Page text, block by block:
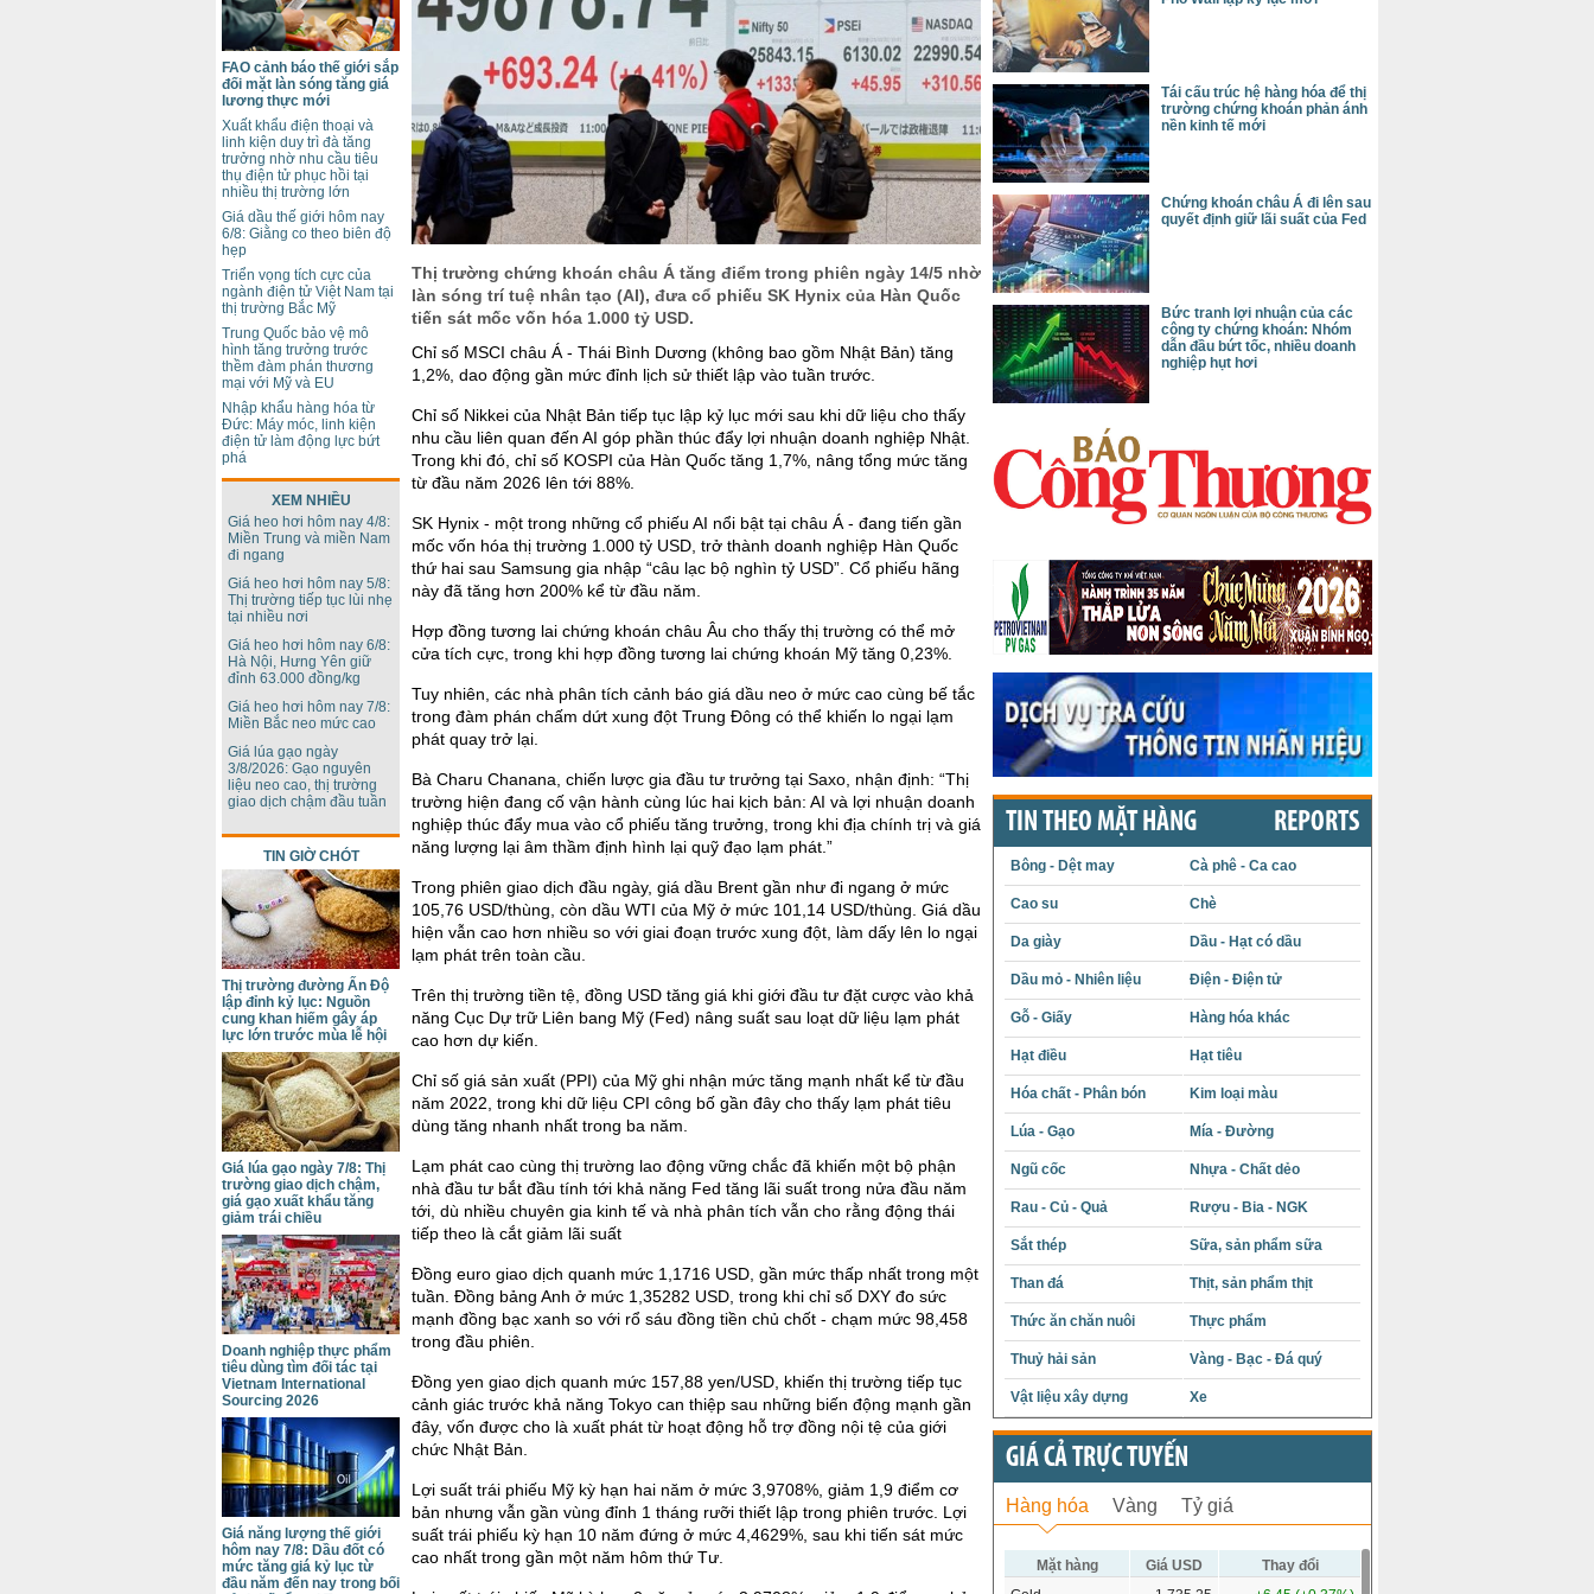
Thị trường chứng khoán châu Á tăng điểm trong phiên ngày 14/5 nhờ
làn sóng trí tuệ nhân tạo (AI), đưa cổ phiếu SK Hynix của Hàn Quốc
tiến sát mốc vốn hóa 1.000 tỷ USD.
Chỉ số MSCI châu Á - Thái Bình Dương (không bao gồm Nhật Bản) tăng
1,2%, dao động gần mức đỉnh lịch sử thiết lập vào tuần trước.
Chỉ số Nikkei của Nhật Bản tiếp tục lập kỷ lục mới sau khi dữ liệu cho thấy
nhu cầu liên quan đến AI góp phần thúc đẩy lợi nhuận doanh nghiệp Nhật.
Trong khi đó, chỉ số KOSPI của Hàn Quốc tăng 1,7%, nâng tổng mức tăng
từ đầu năm 2026 lên tới 88%.
SK Hynix - một trong những cổ phiếu AI nổi bật tại châu Á - đang tiến gần
mốc vốn hóa thị trường 1.000 tỷ USD, trở thành doanh nghiệp Hàn Quốc
thứ hai sau Samsung gia nhập “câu lạc bộ nghìn tỷ USD”. Cổ phiếu hãng
này đã tăng hơn 200% kể từ đầu năm.
Hợp đồng tương lai chứng khoán châu Âu cho thấy thị trường có thể mở
cửa tích cực, trong khi hợp đồng tương lai chứng khoán Mỹ tăng 0,23%.
Tuy nhiên, các nhà phân tích cảnh báo giá dầu neo ở mức cao cùng bế tắc
trong đàm phán chấm dứt xung đột Trung Đông có thể khiến lo ngại lạm
phát quay trở lại.
Bà Charu Chanana, chiến lược gia đầu tư trưởng tại Saxo, nhận định: “Thị
trường hiện đang cố vận hành cùng lúc hai kịch bản: AI và lợi nhuận doanh
nghiệp thúc đẩy mua vào cổ phiếu tăng trưởng, trong khi địa chính trị và giá
năng lượng lại âm thầm định hình lại quỹ đạo lạm phát.”
Trong phiên giao dịch đầu ngày, giá dầu Brent gần như đi ngang ở mức
105,76 USD/thùng, còn dầu WTI của Mỹ ở mức 101,14 USD/thùng. Giá dầu
hiện vẫn cao hơn nhiều so với giai đoạn trước xung đột, làm dấy lên lo ngại
lạm phát trên toàn cầu.
Trên thị trường tiền tệ, đồng USD tăng giá khi giới đầu tư đặt cược vào khả
năng Cục Dự trữ Liên bang Mỹ (Fed) nâng suất sau loạt dữ liệu lạm phát
cao hơn dự kiến.
Chỉ số giá sản xuất (PPI) của Mỹ ghi nhận mức tăng mạnh nhất kể từ đầu
năm 2022, trong khi dữ liệu CPI công bố gần đây cho thấy lạm phát tiêu
dùng tăng nhanh nhất trong ba năm.
Lạm phát cao cùng thị trường lao động vững chắc đã khiến một bộ phận
nhà đầu tư bắt đầu tính tới khả năng Fed tăng lãi suất trong nửa đầu năm
tới, dù nhiều chuyên gia kinh tế và nhà phân tích vẫn cho rằng động thái
tiếp theo là cắt giảm lãi suất
Đồng euro giao dịch quanh mức 1,1716 USD, gần mức thấp nhất trong một
tuần. Đồng bảng Anh ở mức 1,35282 USD, trong khi chỉ số DXY đo sức
mạnh đồng bạc xanh so với rổ sáu đồng tiền chủ chốt - chạm mức 98,458
trong đầu phiên.
Đồng yen giao dịch quanh mức 157,88 yen/USD, khiến thị trường tiếp tục
cảnh giác trước khả năng Tokyo can thiệp sau những biến động mạnh gần
đây, vốn được cho là xuất phát từ hoạt động hỗ trợ đồng nội tệ của giới
chức Nhật Bản.
Lợi suất trái phiếu Mỹ kỳ hạn hai năm ở mức 3,9708%, giảm 1,9 điểm cơ
bản nhưng vẫn gần vùng đỉnh 1 tháng rưỡi thiết lập trong phiên trước. Lợi
suất trái phiếu kỳ hạn 10 năm đứng ở mức 4,4629%, sau khi tiến sát mức
cao nhất trong gần một năm hôm thứ Tư.
FAO cảnh báo thế giới sắp
đối mặt làn sóng tăng giá
lương thực mới
Xuất khẩu điện thoại và
linh kiện duy trì đà tăng
trưởng nhờ nhu cầu tiêu
thụ điện tử phục hồi tại
nhiều thị trường lớn
Giá dầu thế giới hôm nay
6/8: Giằng co theo biên độ
hẹp
Triển vọng tích cực của
ngành điện tử Việt Nam tại
thị trường Bắc Mỹ
Trung Quốc bảo vệ mô
hình tăng trưởng trước
thềm đàm phán thương
mại với Mỹ và EU
Nhập khẩu hàng hóa từ
Đức: Máy móc, linh kiện
điện tử làm động lực bứt
phá
XEM NHIỀU
Giá heo hơi hôm nay 4/8:
Miền Trung và miền Nam
đi ngang
Giá heo hơi hôm nay 5/8:
Thị trường tiếp tục lùi nhẹ
tại nhiều nơi
Giá heo hơi hôm nay 6/8:
Hà Nội, Hưng Yên giữ
đỉnh 63.000 đồng/kg
Giá heo hơi hôm nay 7/8:
Miền Bắc neo mức cao
Giá lúa gạo ngày
3/8/2026: Gạo nguyên
liệu neo cao, thị trường
giao dịch chậm đầu tuần
TIN GIỜ CHÓT
Thị trường đường Ấn Độ
lập đỉnh kỷ lục: Nguồn
cung khan hiếm gây áp
lực lớn trước mùa lễ hội
Giá lúa gạo ngày 7/8: Thị
trường giao dịch chậm,
giá gạo xuất khẩu tăng
giảm trái chiều
Doanh nghiệp thực phẩm
tiêu dùng tìm đối tác tại
Vietnam International
Sourcing 2026
Giá năng lượng thế giới
hôm nay 7/8: Dầu đốt có
mức tăng giá kỷ lục từ
đầu năm đến nay trong bối
Tái cấu trúc hệ hàng hóa để thị
trường chứng khoán phản ánh
nền kinh tế mới
Chứng khoán châu Á đi lên sau
quyết định giữ lãi suất của Fed
Bức tranh lợi nhuận của các
công ty chứng khoán: Nhóm
dẫn đầu bứt tốc, nhiều doanh
nghiệp hụt hơi
TIN THEO MẶT HÀNG REPORTS
Bông - Dệt may Cà phê - Ca cao
Cao su Chè
Da giày Dầu - Hạt có dầu
Dầu mỏ - Nhiên liệu Điện - Điện tử
Gỗ - Giấy Hàng hóa khác
Hạt điều Hạt tiêu
Hóa chất - Phân bón Kim loại màu
Lúa - Gạo Mía - Đường
Ngũ cốc Nhựa - Chất dẻo
Rau - Củ - Quả Rượu - Bia - NGK
Sắt thép Sữa, sản phẩm sữa
Than đá Thịt, sản phẩm thịt
Thức ăn chăn nuôi Thực phẩm
Thuỷ hải sản Vàng - Bạc - Đá quý
Vật liệu xây dựng Xe
GIÁ CẢ TRỰC TUYẾN
Hàng hóa Vàng Tỷ giá
Mặt hàng Giá USD
Thay đổi